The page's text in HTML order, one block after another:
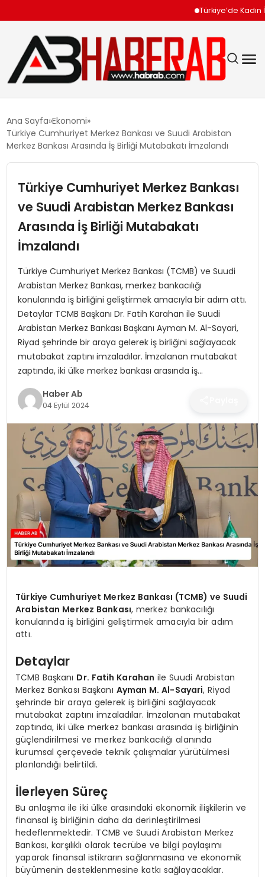
Türkiye’de Kadın
EKONOMI
TEKNOLOJI
SPOR
SAĞLIK
MAGAZIN
YAŞAM
Ana Sayfa Ekonomi
Türkiye Cumhuriyet Merkez Bankası ve Suudi Arabistan
Merkez Bankası Arasında İş Birliği Mutabakatı İmzalandı
Türkiye Cumhuriyet Merkez Bankası
ve Suudi Arabistan Merkez Bankası
Arasında İş Birliği Mutabakatı
İmzalandı
Türkiye Cumhuriyet Merkez Bankası (TCMB) ve Suudi
Arabistan Merkez Bankası, merkez bankacılığı
konularında iş birliğini geliştirmek amacıyla bir adım attı.
Detaylar TCMB Başkanı Dr. Fatih Karahan ile Suudi
Arabistan Merkez Bankası Başkanı Ayman M. Al-Sayari,
Riyad şehrinde bir araya gelerek iş birliğini sağlayacak
mutabakat zaptını imzaladılar. İmzalanan mutabakat
zaptında, iki ülke merkez bankası arasında iş…
Haber Ab
04 Eylül 2024
Türkiye Cumhuriyet Merkez Bankası (TCMB) ve Suudi
Arabistan Merkez Bankası, merkez bankacılığı
konularında iş birliğini geliştirmek amacıyla bir adım
attı.
Detaylar
TCMB Başkanı Dr. Fatih Karahan ile Suudi Arabistan
Merkez Bankası Başkanı Ayman M. Al-Sayari, Riyad
şehrinde bir araya gelerek iş birliğini sağlayacak
mutabakat zaptını imzaladılar. İmzalanan mutabakat
zaptında, iki ülke merkez bankası arasında iş birliğinin
güçlendirilmesi ve merkez bankacılığı alanında
kurumsal çerçevede teknik çalışmalar yürütülmesi
planlandığı belirtildi.
İlerleyen Süreç
Bu anlaşma ile iki ülke arasındaki ekonomik ilişkilerin ve
finansal iş birliğinin daha da derinleştirilmesi
hedeflenmektedir. TCMB ve Suudi Arabistan Merkez
Bankası, karşılıklı olarak tecrübe ve bilgi paylaşımı
yaparak finansal istikrarın sağlanmasına ve ekonomik
büyümenin desteklenmesine katkı sağlayacaklar.